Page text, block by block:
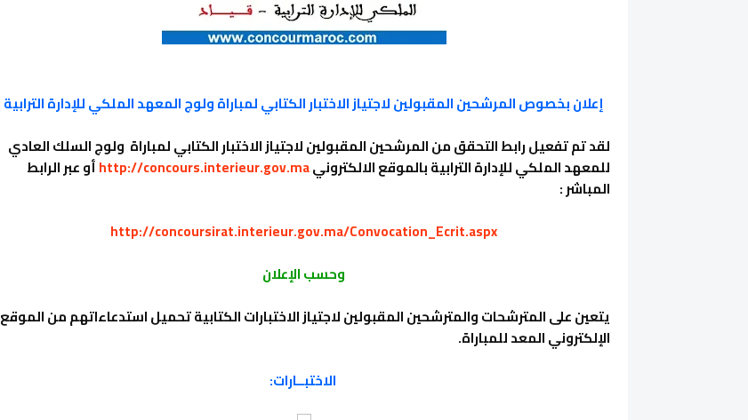
إعلان بخصوص المرشحين المقبولين لاجتياز الاختبار الكتابي لمباراة ولوج المعهد الملكي للإدارة الترابية
لقد تم تفعيل رابط التحقق من المرشحين المقبولين لاجتياز الاختبار الكتابي لمباراة ولوج السلك العادي
للمعهد الملكي للإدارة الترابية بالموقع الالكترونيhttp://concours.interieur.gov.maأو عبر الرابط
المباشر :
http://concoursirat.interieur.gov.ma/Convocation_Ecrit.aspx
وحسب الإعلان
يتعين على المترشحات والمترشحين المقبولين لاجتياز الاختبارات الكتابية تحميل استدعاءاتهم من الموقع
الإلكتروني المعد للمباراة.
الاختبــارات: